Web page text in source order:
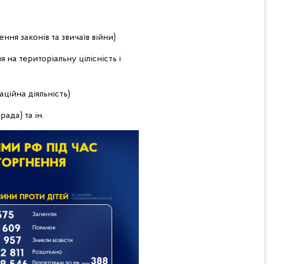
законів та звичаїв війни)
територіальну цілісність і
діяльність)
та ін.